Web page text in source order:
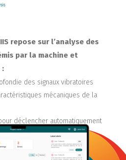
repose sur l’analyse des
par la machine et
:
des signaux vibratoires
mécaniques de la
déclencher automatiquement